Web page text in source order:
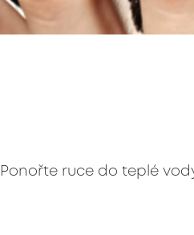
Ponořte ruce do teplé